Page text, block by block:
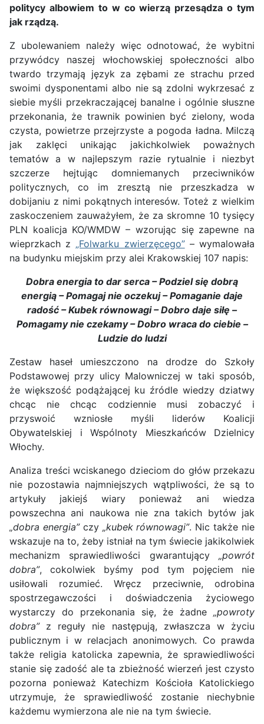
politycy albowiem to w co wierzą przesądza o tym
jak rządzą.
Z ubolewaniem należy więc odnotować, że wybitni
przywódcy naszej włochowskiej społeczności albo
twardo trzymają język za zębami ze strachu przed
swoimi dysponentami albo nie są zdolni wykrzesać z
siebie myśli przekraczającej banalne i ogólnie słuszne
przekonania, że trawnik powinien być zielony, woda
czysta, powietrze przejrzyste a pogoda ładna. Milczą
jak zaklęci unikając jakichkolwiek poważnych
tematów a w najlepszym razie rytualnie i niezbyt
szczerze hejtując domniemanych przeciwników
politycznych, co im zresztą nie przeszkadza w
dobijaniu z nimi pokątnych interesów. Toteż z wielkim
zaskoczeniem zauważyłem, że za skromne 10 tysięcy
PLN koalicja KO/WMDW – wzorując się zapewne na
wieprzkach z „Folwarku zwierzęcego”– wymalowała
na budynku miejskim przy alei Krakowskiej 107 napis:
Dobra energia to dar serca – Podziel się dobrą
energią – Pomagaj nie oczekuj – Pomaganie daje
radość – Kubek równowagi – Dobro daje siłę –
Pomagamy nie czekamy – Dobro wraca do ciebie –
Ludzie do ludzi
Zestaw haseł umieszczono na drodze do Szkoły
Podstawowej przy ulicy Malowniczej w taki sposób,
że większość podążającej ku źródle wiedzy dziatwy
chcąc nie chcąc codziennie musi zobaczyć i
przyswoić wzniosłe myśli liderów Koalicji
Obywatelskiej i Wspólnoty Mieszkańców Dzielnicy
Włochy.
Analiza treści wciskanego dzieciom do głów przekazu
nie pozostawia najmniejszych wątpliwości, że są to
artykuły jakiejś wiary ponieważ ani wiedza
powszechna ani naukowa nie zna takich bytów jak
„dobra energia”czy „kubek równowagi”. Nic także nie
wskazuje na to, żeby istniał na tym świecie jakikolwiek
mechanizm sprawiedliwości gwarantujący „powrót
dobra”, cokolwiek byśmy pod tym pojęciem nie
usiłowali rozumieć. Wręcz przeciwnie, odrobina
spostrzegawczości i doświadczenia życiowego
wystarczy do przekonania się, że żadne „powroty
dobra”z reguły nie następują, zwłaszcza w życiu
publicznym i w relacjach anonimowych. Co prawda
także religia katolicka zapewnia, że sprawiedliwości
stanie się zadość ale ta zbieżność wierzeń jest czysto
pozorna ponieważ Katechizm Kościoła Katolickiego
utrzymuje, że sprawiedliwość zostanie niechybnie
każdemu wymierzona ale nie na tym świecie.